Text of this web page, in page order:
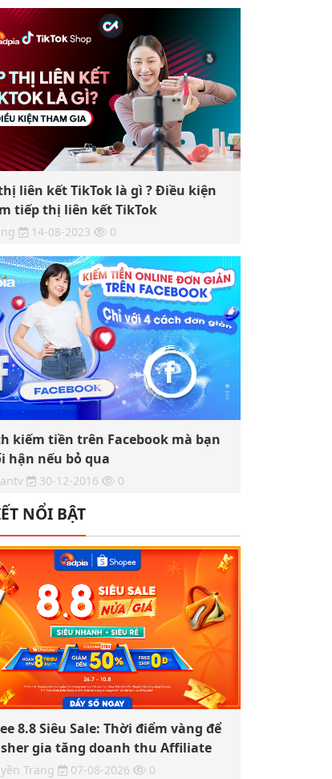
liên kết TikTok là gì ? Điều kiện
tiếp thị liên kết TikTok
14-08-2023 0
kiếm tiền trên Facebook mà bạn
hận nếu bỏ qua
30-12-2016 0
NỔI BẬT
8.8 Siêu Sale: Thời điểm vàng để
gia tăng doanh thu Affiliate
Trang 07-08-2026 0